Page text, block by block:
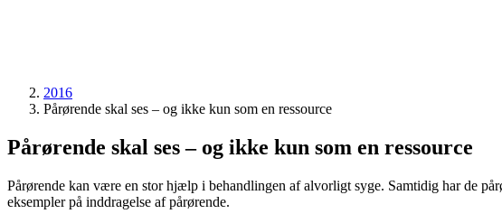
2016
Pårørende skal ses – og ikke kun som en ressource
Pårørende skal ses – og ikke kun som en ressource
Pårørende kan være en stor hjælp i behandlingen af alvorligt syge. Samtidig har de
eksempler på inddragelse af pårørende.